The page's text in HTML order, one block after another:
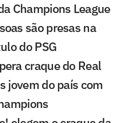
Champions League
são presas na
do PSG
craque do Real
jovem do país com